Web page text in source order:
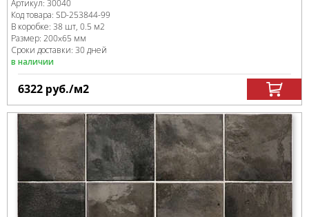
Артикул: 30040
Код товара: SD-253844-99
В коробке: 38 шт, 0.5 м2
Размер: 200x65 мм
Сроки доставки: 30 дней
в наличии
6322 руб./м2